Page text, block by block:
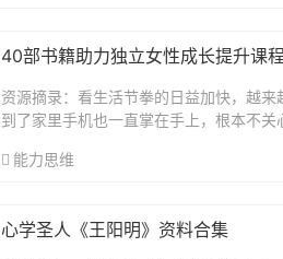
40部书籍助力独立女性成长提升课程
资源摘录：看生活节拳的日益加快，越
到了家里手机也一直掌在手上，根本不关
严...能力思维
心学圣人《王阳明》资料合集